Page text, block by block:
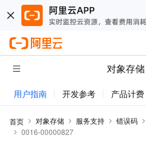
对象存储
用户指南 开发参考 产品计费
首页 对象存储 服务支持 错误码
0016-00000827